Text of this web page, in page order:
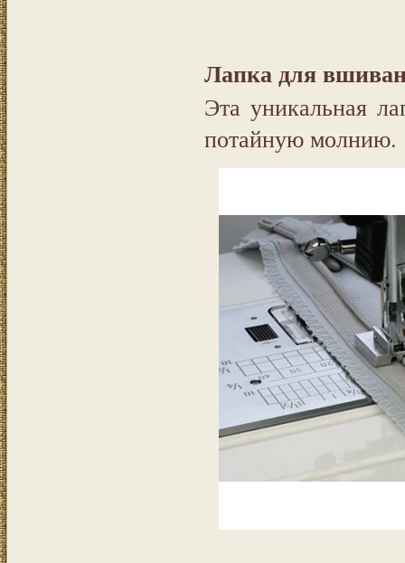
Лапка для
Эта уникальная
потайную молнию.